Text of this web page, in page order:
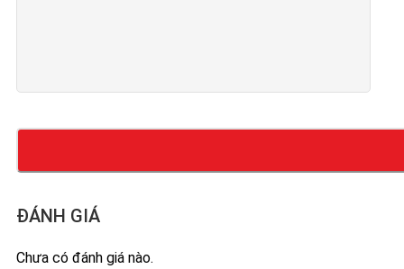
ĐÁNH GIÁ
Chưa có đánh giá nào.